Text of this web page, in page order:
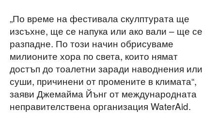
„По време на фестивала скулптурата ще
изсъхне, ще се напука или ако вали – ще се
разпадне. По този начин обрисуваме
милионите хора по света, които нямат
достъп до тоалетни заради наводнения или
суши, причинени от промените в климата“,
заяви Джемайма Йънг от международната
неправителствена организация WaterAid.